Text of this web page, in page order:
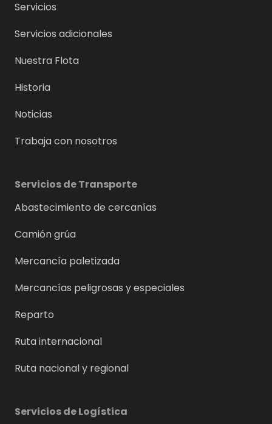
Servicios
Servicios adicionales
Nuestra Flota
Historia
Noticias
Trabaja con nosotros
Servicios de Transporte
Abastecimiento de cercanías
Camión grúa
Mercancía paletizada
Mercancías peligrosas y especiales
Reparto
Ruta internacional
Ruta nacional y regional
Servicios de Logística